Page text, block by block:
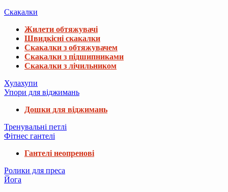
Скакалки
Жилети обтяжувачі
Швидкісні скакалки
Скакалки з обтяжувачем
Скакалки з підшипниками
Скакалки з лічильником
Хулахупи
Упори для віджимань
Дошки для віджимань
Тренувальні петлі
Фітнес гантелі
Гантелі неопренові
Ролики для преса
Йога